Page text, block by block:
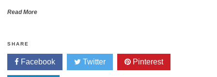
Read More
SHARE
Facebook Twitter Pinterest